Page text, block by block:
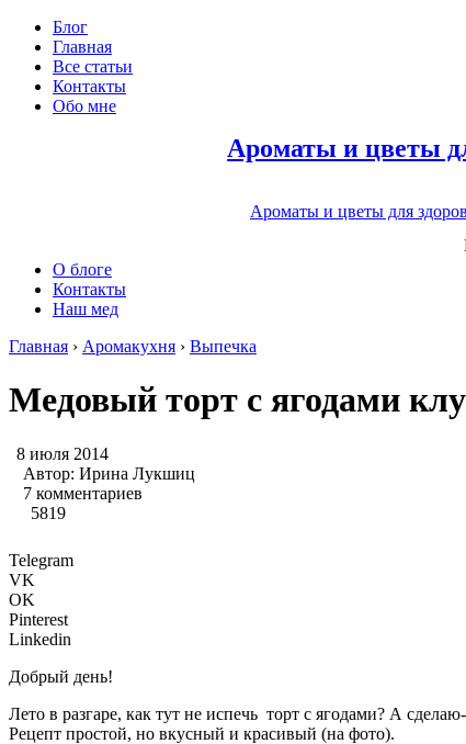
Блог
Главная
Все статьи
Контакты
Обо мне
Ароматы и цветы
Ароматы и цветы для
О блоге
Контакты
Наш мед
Главная › Аромакухня › Выпечка
Медовый торт с ягодами
8 июля 2014
Автор: Ирина Лукшиц
7 комментариев
5819
Telegram
VK
OK
Pinterest
Linkedin
Добрый день!
Лето в разгаре, как тут не испечь торт с ягодами? А
Рецепт простой, но вкусный и красивый (на фото).